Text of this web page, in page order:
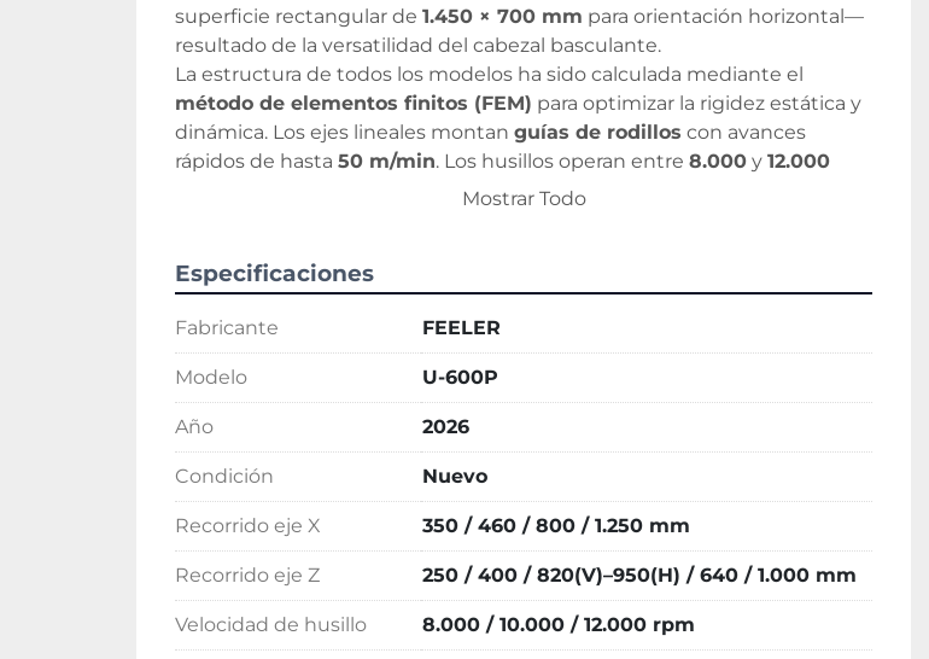
superficie rectangular de 1.450 × 700 mm para orientación horizontal—
resultado de la versatilidad del cabezal basculante.
método de elementos finitos (FEM) para optimizar la rigidez estática y
dinámica. Los ejes lineales montan guías de rodillos con avances
rápidos de hasta 50 m/min. Los husillos operan entre 8.000 y 12.000
en configuración estándar, con opciones de hasta
(U-800, U-1000).
sectores aeroespacial automoción
médicos
electrónica de consumo
simultáneo en cinco ejes con alta repetibilidad posicional, tanto en
producción unitaria como en serie.
Mostrar Todo
Especificaciones
Fabricante FEELER
Modelo U-600P
Año 2026
Condición Nuevo
Recorrido eje X 350 / 460 / 800 / 1.250 mm
Recorrido eje Z 250 / 400 / 820(V)–950(H) / 640 / 1.000 mm
Velocidad de husillo 8.000 / 10.000 / 12.000 rpm